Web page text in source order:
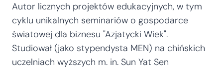
Autor licznych projektów edukacyjnych, w tym
cyklu unikalnych seminariów o gospodarce
światowej dla biznesu "Azjatycki Wiek".
Studiował (jako stypendysta MEN) na chińskich
uczelniach wyższych m. in. Sun Yat Sen